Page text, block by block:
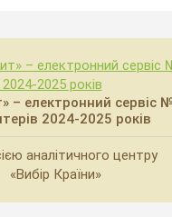
– електронний сервіс
2024-2025 років
аналітичного центру
«Вибір Країни»